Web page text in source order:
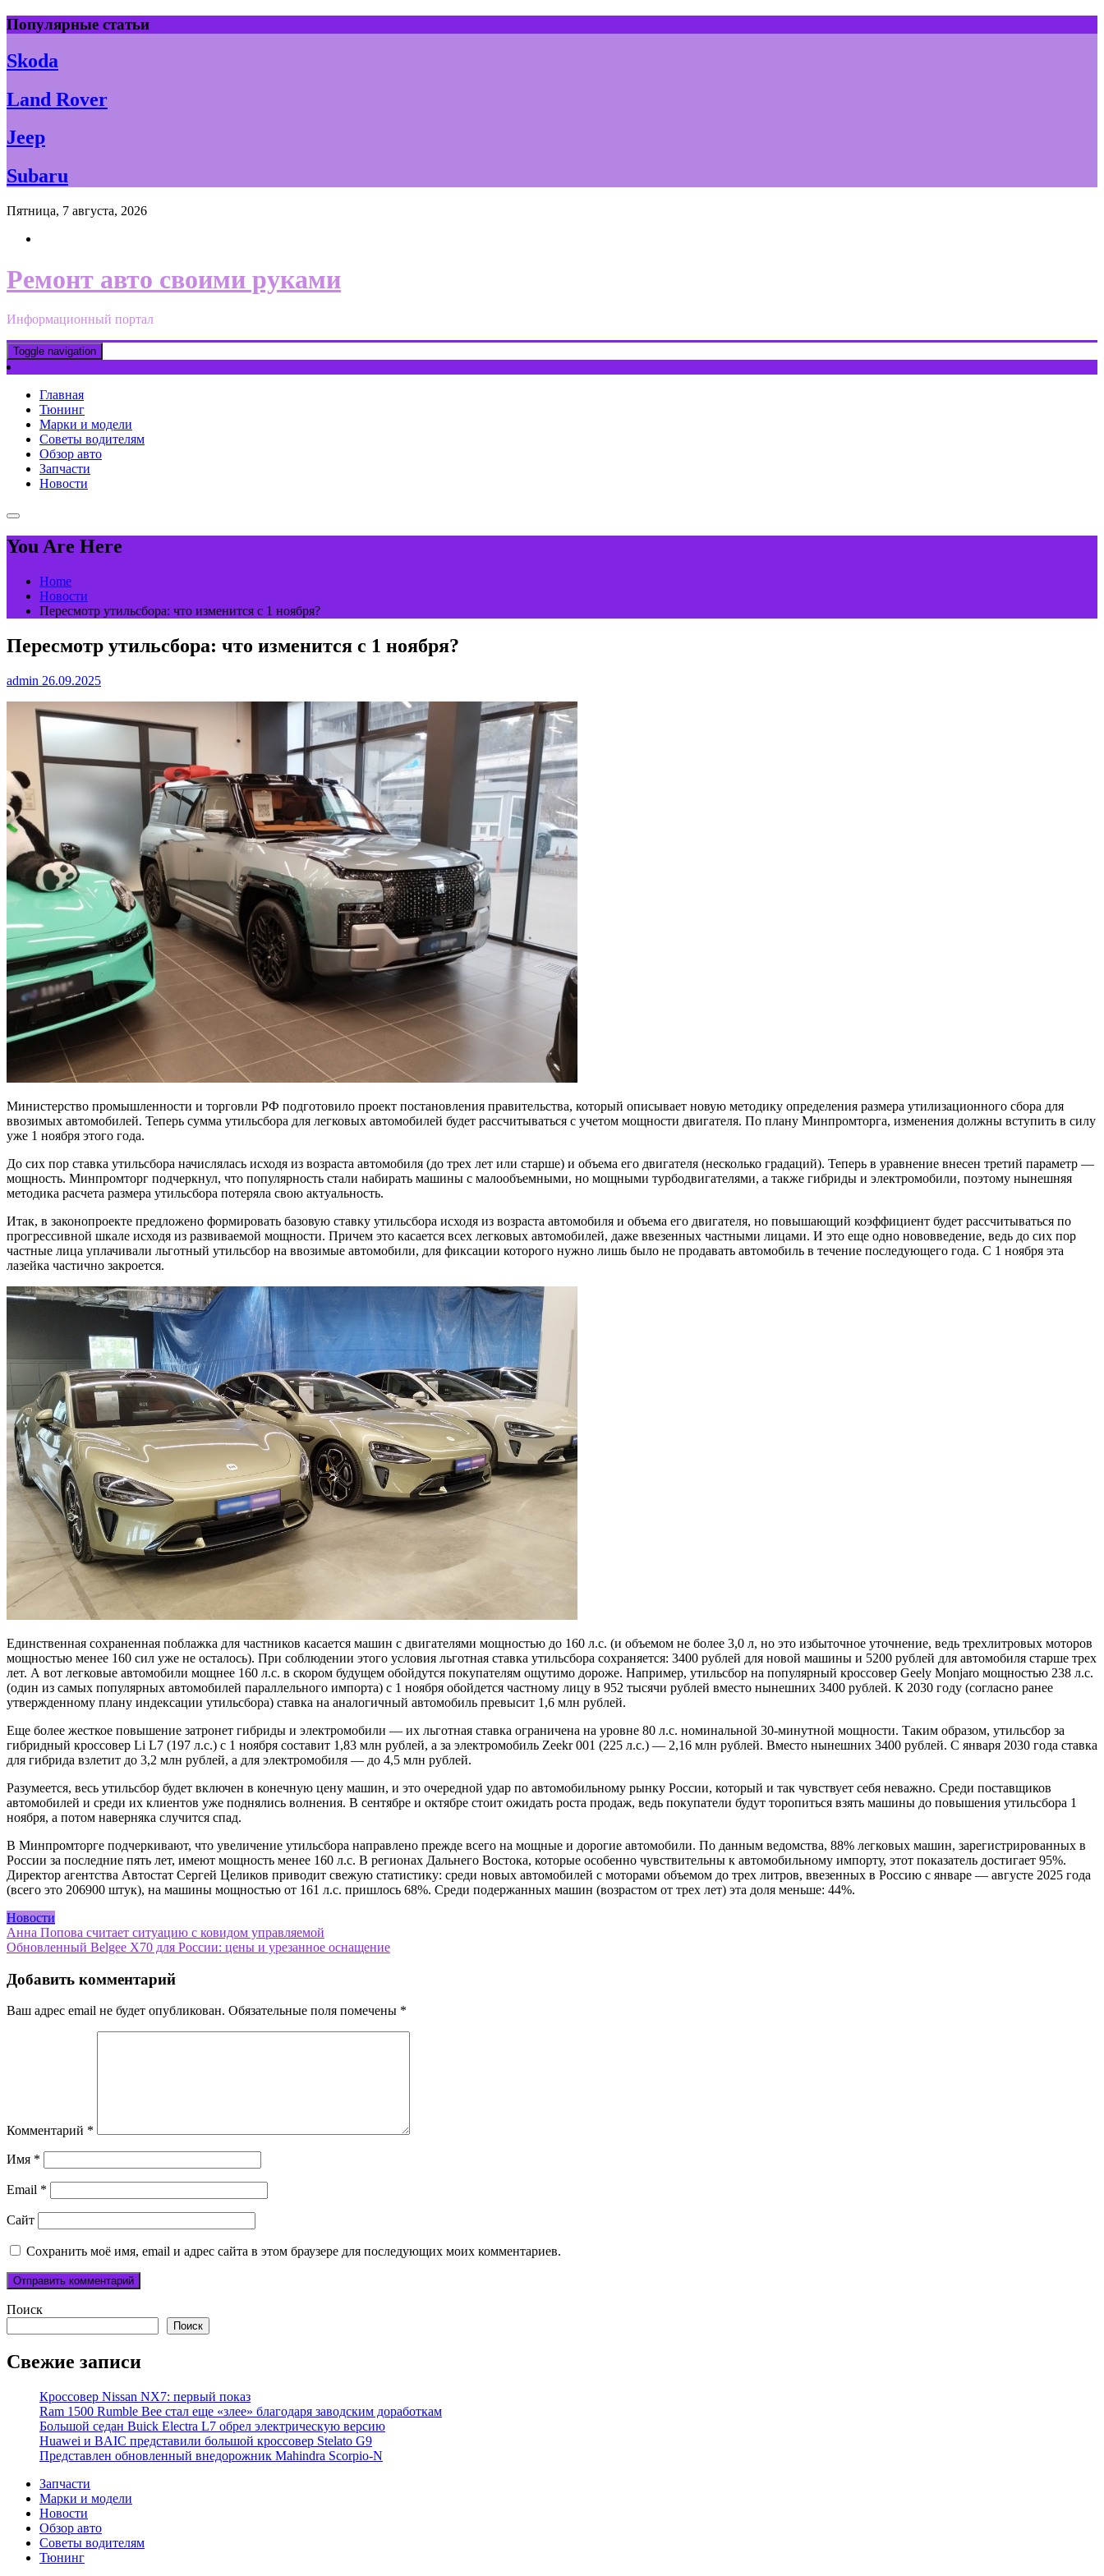
Skip
to
content
Популярные статьи
Skoda
Land Rover
Jeep
Subaru
Пятница, 7 августа, 2026
Ремонт авто своими руками
Информационный портал
Toggle navigation
Главная
Тюнинг
Марки и модели
Советы водителям
Обзор авто
Запчасти
Новости
You Are Here
Home
Новости
Пересмотр утильсбора: что изменится с 1 ноября?
Пересмотр утильсбора: что изменится с 1 ноября?
admin 26.09.2025
Министерство промышленности и торговли РФ подготовило проект постановления правительства, который описывает новую методику определения размера утилизационного сбора для
ввозимых автомобилей. Теперь сумма утильсбора для легковых автомобилей будет рассчитываться с учетом мощности двигателя. По плану Минпромторга, изменения должны вступить в силу
уже 1 ноября этого года.
До сих пор ставка утильсбора начислялась исходя из возраста автомобиля (до трех лет или старше) и объема его двигателя (несколько градаций). Теперь в уравнение внесен третий параметр —
мощность. Минпромторг подчеркнул, что популярность стали набирать машины с малообъемными, но мощными турбодвигателями, а также гибриды и электромобили, поэтому нынешняя
методика расчета размера утильсбора потеряла свою актуальность.
Итак, в законопроекте предложено формировать базовую ставку утильсбора исходя из возраста автомобиля и объема его двигателя, но повышающий коэффициент будет рассчитываться по
прогрессивной шкале исходя из развиваемой мощности. Причем это касается всех легковых автомобилей, даже ввезенных частными лицами. И это еще одно нововведение, ведь до сих пор
частные лица уплачивали льготный утильсбор на ввозимые автомобили, для фиксации которого нужно лишь было не продавать автомобиль в течение последующего года. С 1 ноября эта
лазейка частично закроется.
Единственная сохраненная поблажка для частников касается машин с двигателями мощностью до 160 л.с. (и объемом не более 3,0 л, но это избыточное уточнение, ведь трехлитровых моторов
мощностью менее 160 сил уже не осталось). При соблюдении этого условия льготная ставка утильсбора сохраняется: 3400 рублей для новой машины и 5200 рублей для автомобиля старше трех
лет. А вот легковые автомобили мощнее 160 л.с. в скором будущем обойдутся покупателям ощутимо дороже. Например, утильсбор на популярный кроссовер Geely Monjaro мощностью 238 л.с.
(один из самых популярных автомобилей параллельного импорта) с 1 ноября обойдется частному лицу в 952 тысячи рублей вместо нынешних 3400 рублей. К 2030 году (согласно ранее
утвержденному плану индексации утильсбора) ставка на аналогичный автомобиль превысит 1,6 млн рублей.
Еще более жесткое повышение затронет гибриды и электромобили — их льготная ставка ограничена на уровне 80 л.с. номинальной 30-минутной мощности. Таким образом, утильсбор за
гибридный кроссовер Li L7 (197 л.с.) с 1 ноября составит 1,83 млн рублей, а за электромобиль Zeekr 001 (225 л.с.) — 2,16 млн рублей. Вместо нынешних 3400 рублей. С января 2030 года ставка
для гибрида взлетит до 3,2 млн рублей, а для электромобиля — до 4,5 млн рублей.
Разумеется, весь утильсбор будет включен в конечную цену машин, и это очередной удар по автомобильному рынку России, который и так чувствует себя неважно. Среди поставщиков
автомобилей и среди их клиентов уже поднялись волнения. В сентябре и октябре стоит ожидать роста продаж, ведь покупатели будут торопиться взять машины до повышения утильсбора 1
ноября, а потом наверняка случится спад.
В Минпромторге подчеркивают, что увеличение утильсбора направлено прежде всего на мощные и дорогие автомобили. По данным ведомства, 88% легковых машин, зарегистрированных в
России за последние пять лет, имеют мощность менее 160 л.с. В регионах Дальнего Востока, которые особенно чувствительны к автомобильному импорту, этот показатель достигает 95%.
Директор агентства Автостат Сергей Целиков приводит свежую статистику: среди новых автомобилей с моторами объемом до трех литров, ввезенных в Россию с январе — августе 2025 года
(всего это 206900 штук), на машины мощностью от 161 л.с. пришлось 68%. Среди подержанных машин (возрастом от трех лет) эта доля меньше: 44%.
Новости
Навигация
по
записям
Анна Попова считает ситуацию с ковидом управляемой
Обновленный Belgee X70 для России: цены и урезанное оснащение
Добавить комментарий
Ваш адрес email не будет опубликован. Обязательные поля помечены *
Комментарий *
Имя *
Email *
Сайт
Сохранить моё имя, email и адрес сайта в этом браузере для последующих моих комментариев.
Поиск
Поиск
Свежие записи
Кроссовер Nissan NX7: первый показ
Ram 1500 Rumble Bee стал еще «злее» благодаря заводским доработкам
Большой седан Buick Electra L7 обрел электрическую версию
Huawei и BAIC представили большой кроссовер Stelato G9
Представлен обновленный внедорожник Mahindra Scorpio-N
Запчасти
Марки и модели
Новости
Обзор авто
Советы водителям
Тюнинг